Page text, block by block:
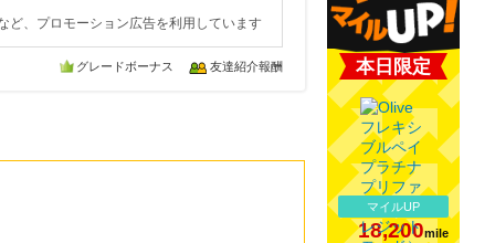
ど、プロモーション広告を利用しています
グレードボーナス 友達紹介報酬 本日限定
マイルUP
18,200mile